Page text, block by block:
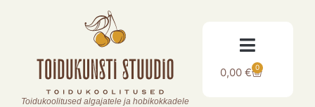
Toidukoolitused algajatele ja hobikokkadele
0,00€ 0